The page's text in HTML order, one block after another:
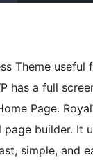
Theme
has a full
Page.
builder. It
simple, and